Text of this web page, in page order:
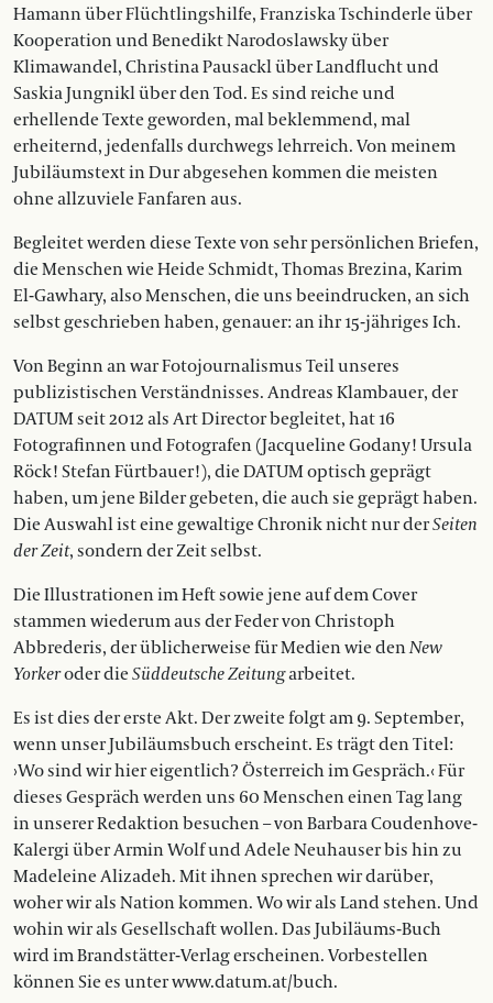
Hamann über Flüchtlingshilfe, Franziska Tschinderle über
Kooperation und Benedikt Narodoslawsky über
Klimawandel, Christina Pausackl über Landflucht und
Saskia Jungnikl über den Tod. Es sind reiche und
erhellende Texte geworden, mal beklemmend, mal
erheiternd, jedenfalls durchwegs lehrreich. Von meinem
Jubiläumstext in Dur abgesehen kommen die meisten
ohne allzuviele Fanfaren aus.
Begleitet werden diese Texte von sehr persönlichen Briefen,
die Menschen wie Heide Schmidt, Thomas Brezina, Karim
El-Gawhary, also Menschen, die uns beeindrucken, an sich
selbst geschrieben haben, genauer: an ihr 15-jähriges Ich.
Von Beginn an war Fotojournalismus Teil unseres
publizistischen Verständnisses. Andreas Klambauer, der
DATUM seit 2012 als Art Director begleitet, hat 16
Fotografinnen und Fotografen (Jacqueline Godany! Ursula
Röck! Stefan Fürtbauer!), die DATUM optisch geprägt
haben, um jene Bilder gebeten, die auch sie geprägt haben.
Die Auswahl ist eine gewaltige Chronik nicht nur derSeiten
der Zeit, sondern der Zeit selbst.
Die Illustrationen im Heft sowie jene auf dem Cover
stammen wiederum aus der Feder von Christoph
Abbrederis, der üblicherweise für Medien wie denNew
Yorkeroder dieSüddeutsche Zeitungarbeitet.
Es ist dies der erste Akt. Der zweite folgt am 9. September,
wenn unser Jubiläumsbuch erscheint. Es trägt den Titel:
›Wo sind wir hier eigentlich? Österreich im Gespräch.‹ Für
dieses Gespräch werden uns 60 Menschen einen Tag lang
in unserer Redaktion besuchen – von Barbara Coudenhove-
Kalergi über Armin Wolf und Adele Neuhauser bis hin zu
Madeleine Alizadeh. Mit ihnen sprechen wir darüber,
woher wir als Nation kommen. Wo wir als Land stehen. Und
wohin wir als Gesellschaft wollen. Das Jubiläums-Buch
wird im Brandstätter-Verlag erscheinen. Vorbestellen
können Sie es unter www.datum.at/buch.